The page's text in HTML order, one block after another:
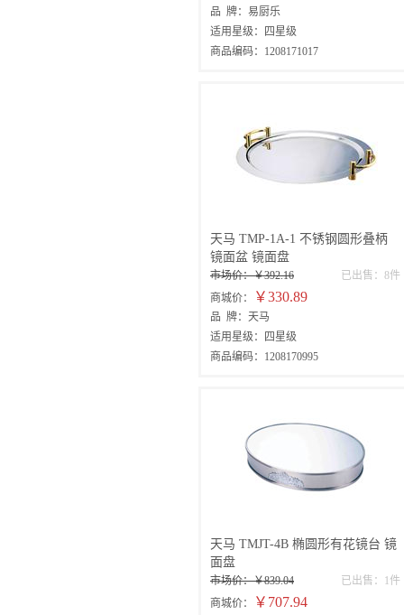
品 牌：易厨乐
适用星级：四星级
商品编码：1208171017
天马 TMP-1A-1 不锈钢圆形叠柄
镜面盆 镜面盘
已出售：8件
市场价：￥392.16
商城价：
￥330.89
品 牌：天马
适用星级：四星级
商品编码：1208170995
天马 TMJT-4B 椭圆形有花镜台 镜
面盘
已出售：1件
市场价：￥839.04
商城价：
￥707.94